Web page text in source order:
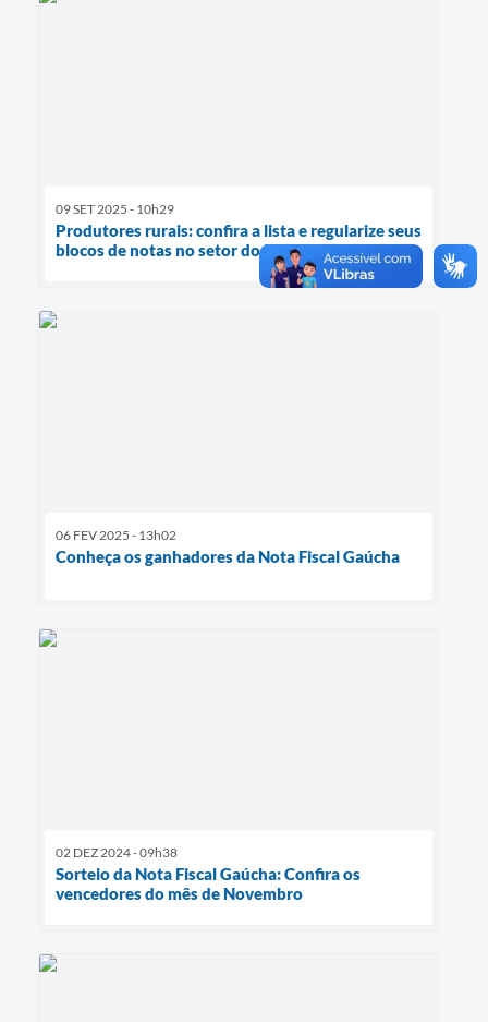
09 SET 2025 - 10h29
Produtores rurais: confira a lista e regularize seus
blocos de notas no setor do ICMS
06 FEV 2025 - 13h02
Conheça os ganhadores da Nota Fiscal Gaúcha
02 DEZ 2024 - 09h38
Sorteio da Nota Fiscal Gaúcha: Confira os
vencedores do mês de Novembro